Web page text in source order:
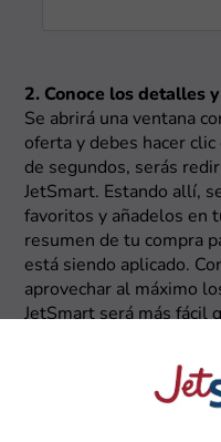
2. Conoce los detalles
Se abrirá una ventana
oferta y debes hacer clic
de segundos, serás
JetSmart. Estando allí,
favoritos y añadelos en
resumen de tu compra
está siendo aplicado.
aprovechar al máximo
JetSmart será más fácil